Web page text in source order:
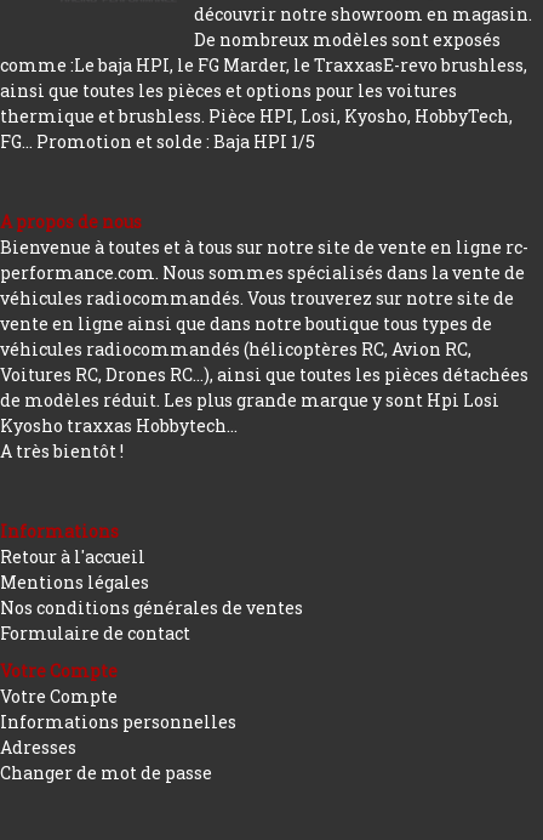
découvrir notre showroom en magasin.
De nombreux modèles sont exposés
comme :Le baja HPI, le FG Marder, le TraxxasE-revo brushless,
ainsi que toutes les pièces et options pour les voitures
thermique et brushless. Pièce HPI, Losi, Kyosho, HobbyTech,
FG... Promotion et solde : Baja HPI 1/5
A propos de nous
Bienvenue à toutes et à tous sur notre site de vente en ligne rc-
performance.com. Nous sommes spécialisés dans la vente de
véhicules radiocommandés. Vous trouverez sur notre site de
vente en ligne ainsi que dans notre boutique tous types de
véhicules radiocommandés (hélicoptères RC, Avion RC,
Voitures RC, Drones RC…), ainsi que toutes les pièces détachées
de modèles réduit. Les plus grande marque y sont Hpi Losi
Kyosho traxxas Hobbytech...
A très bientôt !
Informations
Retour à l'accueil
Mentions légales
Nos conditions générales de ventes
Formulaire de contact
Votre Compte
Votre Compte
Informations personnelles
Adresses
Changer de mot de passe